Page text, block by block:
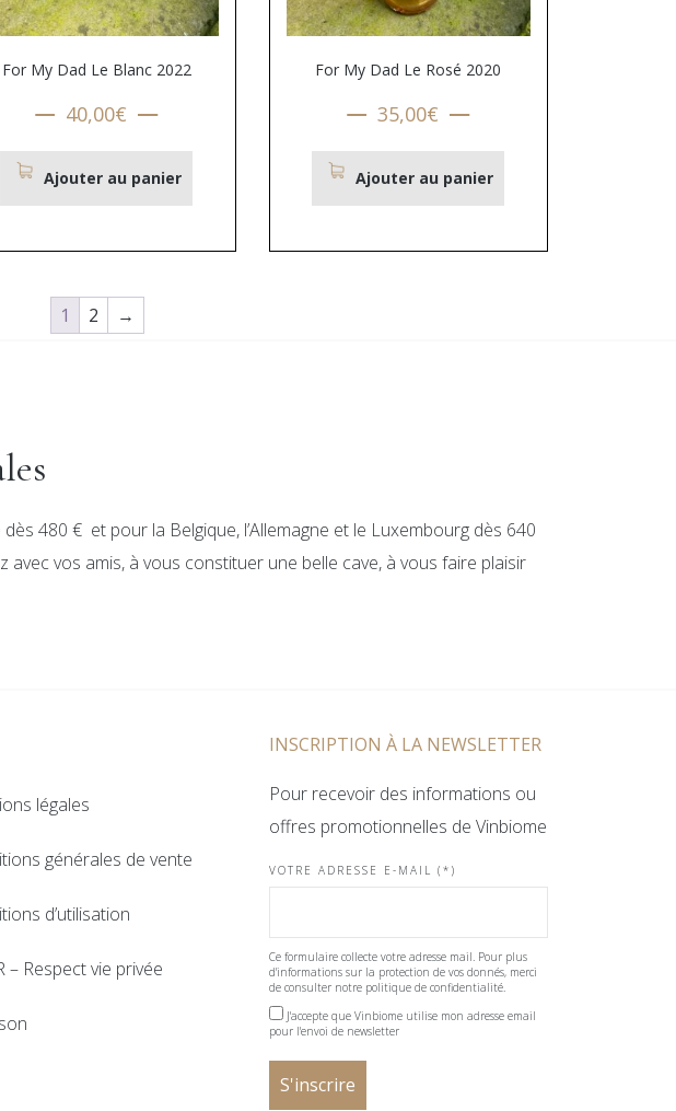
For My Dad Le Blanc 2022
40,00€
Ajouter au panier
For My Dad Le Rosé 2020
35,00€
Ajouter au panier
1 2 →
480 € et pour la Belgique, l’Allemagne et le Luxembourg dès 640
avec vos amis, à vous constituer une belle cave, à vous faire plaisir
légales
générales de vente
d’utilisation
– Respect vie privée
INSCRIPTION À LA NEWSLETTER
Pour recevoir des informations ou
offres promotionnelles de Vinbiome
VOTRE ADRESSE E-MAIL (*)
Ce formulaire collecte votre adresse mail. Pour plus
d'informations sur la protection de vos donnés, merci
de consulter notre politique de confidentialité.
J'accepte que Vinbiome utilise mon adresse email
pour l'envoi de newsletter